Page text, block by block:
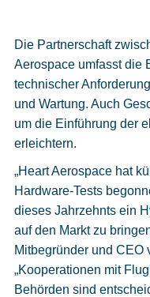
Die Partnerschaft
Aerospace umfasst die
technischer
und Wartung. Auch
um die Einführung der
erleichtern.
„Heart Aerospace hat
Hardware-Tests
dieses Jahrzehnts ein
auf den Markt zu
Mitbegründer und CEO
„Kooperationen mit
Behörden sind